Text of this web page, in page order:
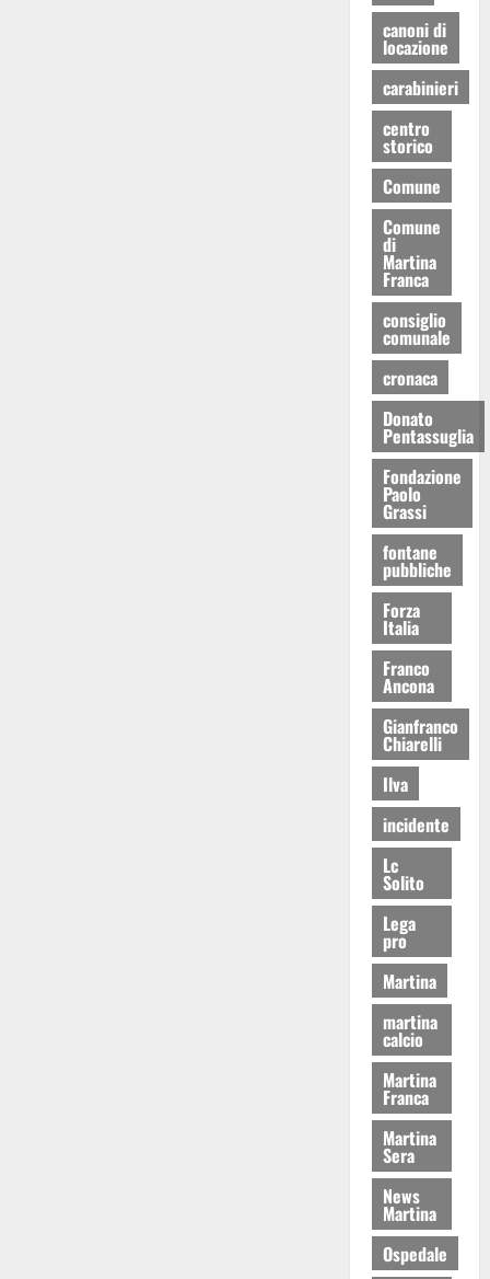
canoni di
locazione
carabinieri
centro
storico
Comune
Comune
di
Martina
Franca
consiglio
comunale
cronaca
Donato
Pentassuglia
Fondazione
Paolo
Grassi
fontane
pubbliche
Forza
Italia
Franco
Ancona
Gianfranco
Chiarelli
Ilva
incidente
Lc
Solito
Lega
pro
Martina
martina
calcio
Martina
Franca
Martina
Sera
News
Martina
Ospedale